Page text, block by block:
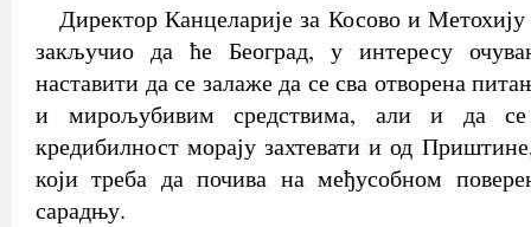
Директор Канцеларије за Косово и
закључио да ће Београд, у интересу
наставити да се залаже да се сва отворена
и мирољубивим средствима, али и да се
кредибилност морају захтевати и од
који треба да почива на међусобном
сарадњу.